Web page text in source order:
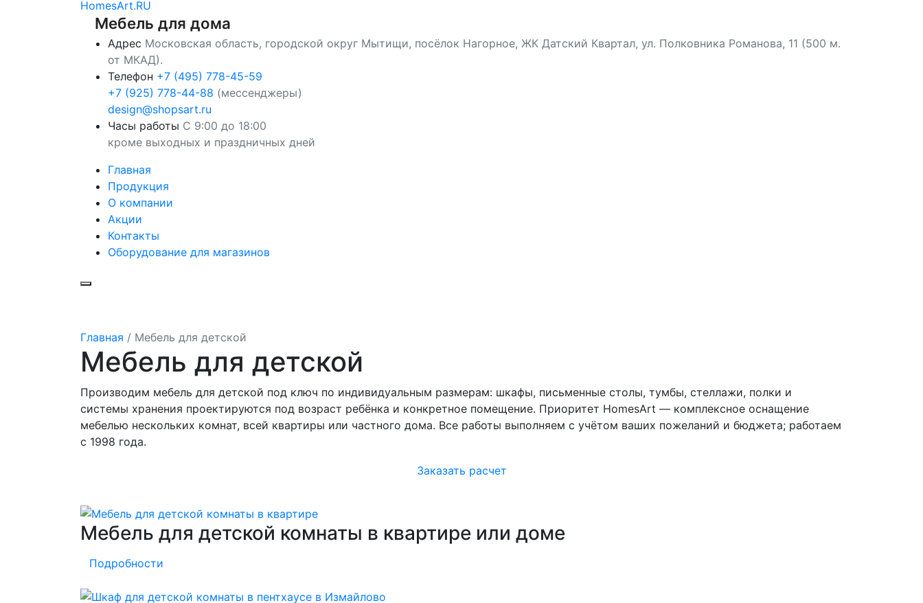
HomesArt.RU
Мебель для дома
Адрес Московская область, городской округ Мытищи, посёлок Нагорное, ЖК Датский Квартал, ул. Полковника Романова, 11 (500 м.
от МКАД).
Телефон +7 (495) 778-45-59
+7 (925) 778-44-88 (мессенджеры)
design@shopsart.ru
Часы работы С 9:00 до 18:00
кроме выходных и праздничных дней
Главная
Продукция
О компании
Акции
Контакты
Оборудование для магазинов
Главная / Мебель для детской
Мебель для детской
Производим мебель для детской под ключ по индивидуальным размерам: шкафы, письменные столы, тумбы, стеллажи, полки и
системы хранения проектируются под возраст ребёнка и конкретное помещение. Приоритет HomesArt — комплексное оснащение
мебелью нескольких комнат, всей квартиры или частного дома. Все работы выполняем с учётом ваших пожеланий и бюджета; работаем
с 1998 года.
Заказать расчет
Мебель для детской комнаты в квартире или доме
Подробности